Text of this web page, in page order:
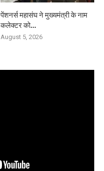
पेंशनर्स महासंघ ने मुख्यमंत्री के नाम
कलेक्टर को...
August 5, 2026